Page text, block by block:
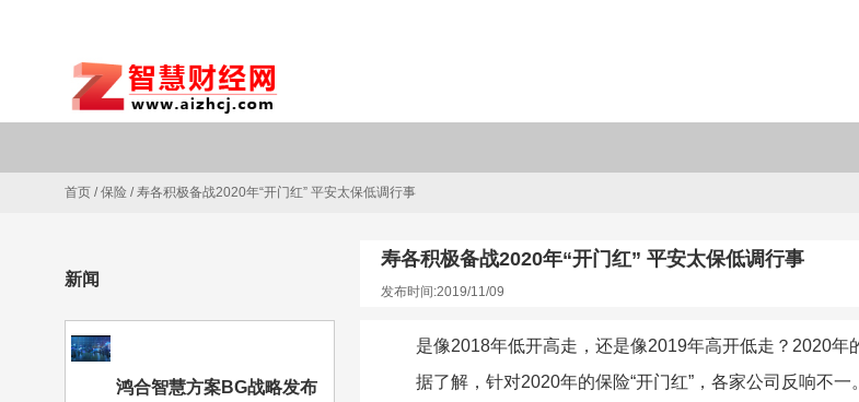
首页 /保险 /寿各积极备战2020年“开门红” 平安太保低调行事
新闻
鸿合智慧方案BG战略发布
寿各积极备战2020年“开门红” 平安太保低调行事
发布时间:2019/11/09
是像2018年低开高走，还是像2019年高开低走？2020年
据了解，针对2020年的保险“开门红”，各家公司反响不